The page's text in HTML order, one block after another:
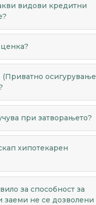
видови кредитни
(Приватно осигурување
при затворањето?
хипотекарен
за способност за
заеми не се дозволени